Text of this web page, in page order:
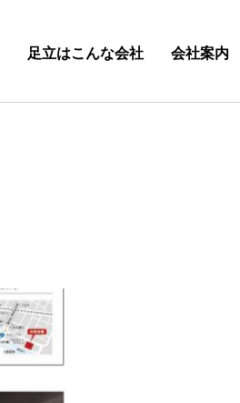
足立はこんな会社 会社案内